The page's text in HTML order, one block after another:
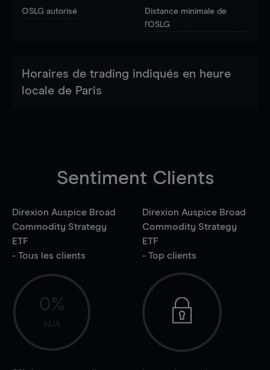
OSLG autorisé
Distance minimale de
l'OSLG
Horaires de trading indiqués en heure
locale de Paris
Sentiment Clients
Direxion Auspice Broad
Commodity Strategy
ETF
- Tous les clients
0%
N/A
Direxion Auspice Broad
Commodity Strategy
ETF
- Top clients